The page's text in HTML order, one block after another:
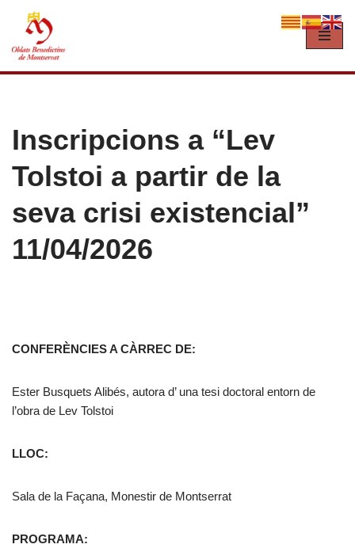
al
Inscripcions a “Lev
Tolstoi a partir de la
seva crisi existencial”
11/04/2026
CONFERÈNCIES A CÀRREC DE:
Ester Busquets Alibés, autora d’ una tesi doctoral entorn de
l’obra de Lev Tolstoi
LLOC:
Sala de la Façana, Monestir de Montserrat
PROGRAMA: